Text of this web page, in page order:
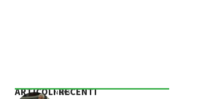
ARTICOLI RECENTI
NEWS